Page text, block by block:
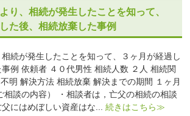
り、相続が発生したことを知って、
た後、相続放棄した事例
続が発生したことを知って、３ヶ月が経過し
例 依頼者 ４０代男性 相続人数 ２人 相続関
解決方法 相続放棄 解決までの期間 １ヶ月
相談の内容） ・相談者は，亡父の相続の相談
にはめぼしい資産はな...
続きはこちら≫